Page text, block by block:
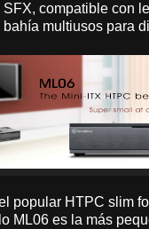
compatible con
multiusos para
popular HTPC slim
ML06 es la más